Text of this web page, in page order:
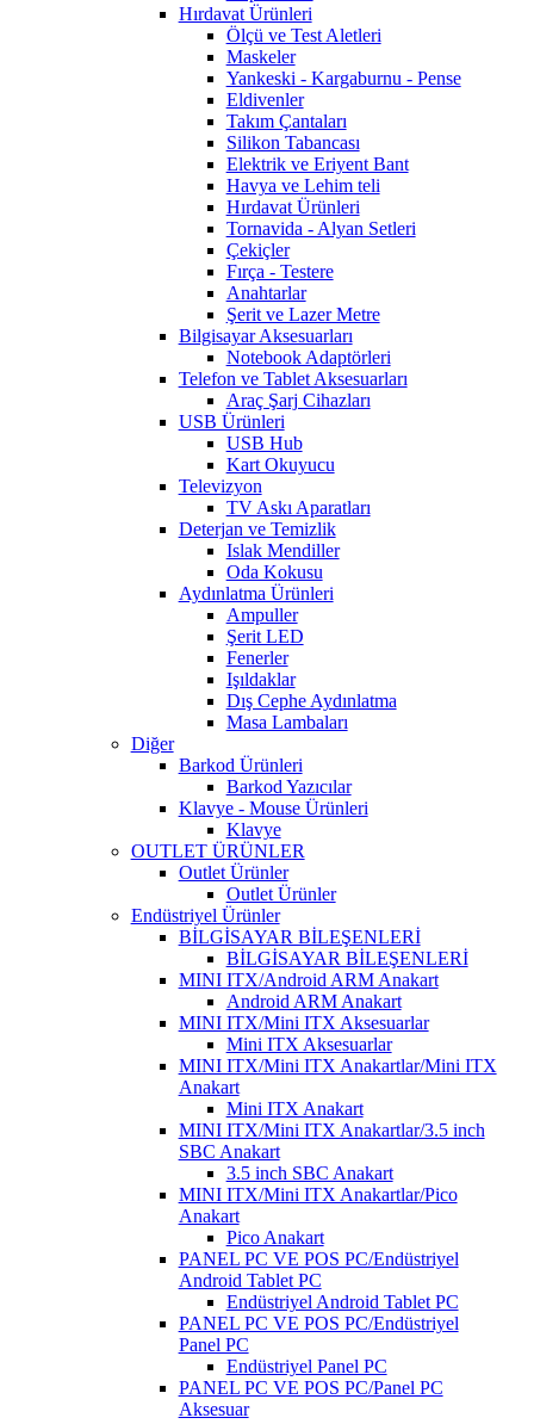
Hırdavat Ürünleri
Ölçü ve Test Aletleri
Maskeler
Yankeski - Kargaburnu - Pense
Eldivenler
Takım Çantaları
Silikon Tabancası
Elektrik ve Eriyent Bant
Havya ve Lehim teli
Hırdavat Ürünleri
Tornavida - Alyan Setleri
Çekiçler
Fırça - Testere
Anahtarlar
Şerit ve Lazer Metre
Bilgisayar Aksesuarları
Notebook Adaptörleri
Telefon ve Tablet Aksesuarları
Araç Şarj Cihazları
USB Ürünleri
USB Hub
Kart Okuyucu
Televizyon
TV Askı Aparatları
Deterjan ve Temizlik
Islak Mendiller
Oda Kokusu
Aydınlatma Ürünleri
Ampuller
Şerit LED
Fenerler
Işıldaklar
Dış Cephe Aydınlatma
Masa Lambaları
Diğer
Barkod Ürünleri
Barkod Yazıcılar
Klavye - Mouse Ürünleri
Klavye
OUTLET ÜRÜNLER
Outlet Ürünler
Outlet Ürünler
Endüstriyel Ürünler
BİLGİSAYAR BİLEŞENLERİ
BİLGİSAYAR BİLEŞENLERİ
MINI ITX/Android ARM Anakart
Android ARM Anakart
MINI ITX/Mini ITX Aksesuarlar
Mini ITX Aksesuarlar
MINI ITX/Mini ITX Anakartlar/Mini ITX
Anakart
Mini ITX Anakart
MINI ITX/Mini ITX Anakartlar/3.5 inch
SBC Anakart
3.5 inch SBC Anakart
MINI ITX/Mini ITX Anakartlar/Pico
Anakart
Pico Anakart
PANEL PC VE POS PC/Endüstriyel
Android Tablet PC
Endüstriyel Android Tablet PC
PANEL PC VE POS PC/Endüstriyel
Panel PC
Endüstriyel Panel PC
PANEL PC VE POS PC/Panel PC
Aksesuar